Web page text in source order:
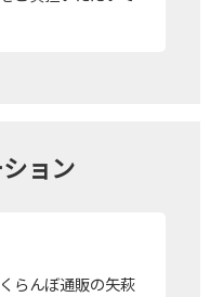
ョン
らんぼ通販の矢萩